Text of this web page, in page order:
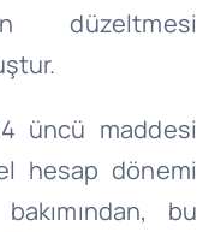
düzeltmesi
üncü maddesi
hesap dönemi
bu